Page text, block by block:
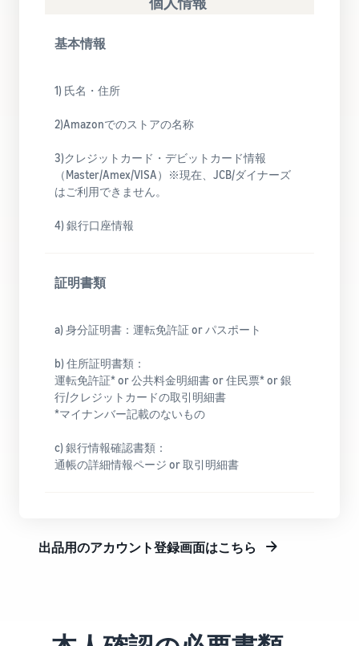
ログ
品サービス
公式が提供
販売・
品お役立ち
情報（ブロ
グ記事）を
テーマ別に
一覧でご紹
基本情報​
1) 氏名・住所
2)Amazonでのストアの名称
3)クレジットカード・デビットカード情報​​​
（Master/Amex/VISA）※現在、JCB/ダイナーズ
はご利用できません。
4) 銀行口座情報​
証明書類​
a) 身分証明書：​運転免許証 or パスポート
b) 住所証明書類：​
運転免許証* or 公共料金明細書 or 住民票* or 銀
行/クレジットカードの取引明細書​
*マイナンバー記載のないもの
c) 銀行情報確認書類：​
通帳の詳細情報ページ or 取引明細書
出品用のアカウント登録画面はこちら